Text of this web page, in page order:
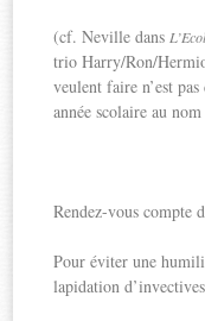
(cf. Neville dans
trio Harry/Ron/
veulent faire n’est
année scolaire au
Rendez-vous compte
Pour éviter une
lapidation